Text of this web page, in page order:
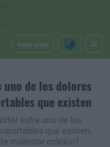
Iniciar sesión
de los dolores
que existen
sufre uno de los
que existen.
malestar crónico?